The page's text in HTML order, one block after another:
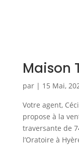
Maison
par | 15 Mai,
Votre agent,
propose à la
traversante de
l’Oratoire à